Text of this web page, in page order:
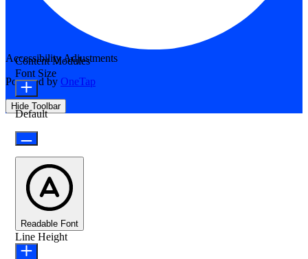
Accessibility Adjustments
Powered by OneTap
Hide Toolbar
Content Modules
Font Size
Default
Readable Font
Line Height